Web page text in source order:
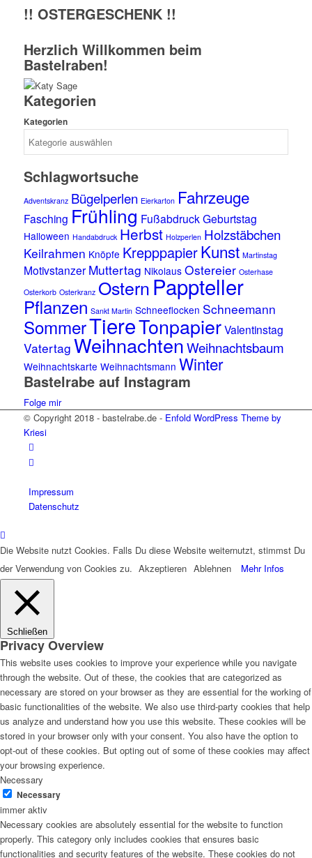
!! OSTERGESCHENK !!
Herzlich Willkommen beim
Bastelraben!
Kategorien
Kategorien
Schlagwortsuche
Adventskranz Bügelperlen Eierkarton Fahrzeuge
Fasching Frühling Fußabdruck Geburtstag
Halloween Handabdruck Herbst Holzperlen Holzstäbchen
Keilrahmen Knöpfe KrepppapierKunst Martinstag
Motivstanzer Muttertag Nikolaus Ostereier Osterhase
Osterkorb Osterkranz OsternPappteller
Pflanzen Sankt Martin Schneeflocken Schneemann
SommerTiereTonpapier Valentinstag
Vatertag WeihnachtenWeihnachtsbaum
Weihnachtskarte Weihnachtsmann Winter
Bastelrabe auf Instagram
Folge mir
© Copyright 2018 - bastelrabe.de - Enfold WordPress Theme by
Kriesi
Impressum
Datenschutz
Die Website nutzt Cookies. Falls Du diese Website weiternutzt, stimmst Du
der Verwendung von Cookies zu. Akzeptieren Ablehnen Mehr Infos
Schließen
Privacy Overview
This website uses cookies to improve your experience while you navigate
through the website. Out of these, the cookies that are categorized as
necessary are stored on your browser as they are essential for the working of
basic functionalities of the website. We also use third-party cookies that help
us analyze and understand how you use this website. These cookies will be
stored in your browser only with your consent. You also have the option to
opt-out of these cookies. But opting out of some of these cookies may affect
your browsing experience.
Necessary
Necessary
immer aktiv
Necessary cookies are absolutely essential for the website to function
properly. This category only includes cookies that ensures basic
functionalities and security features of the website. These cookies do not